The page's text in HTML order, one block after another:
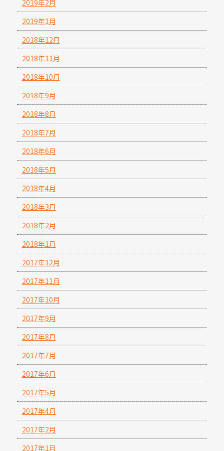
2019年2月
2019年1月
2018年12月
2018年11月
2018年10月
2018年9月
2018年8月
2018年7月
2018年6月
2018年5月
2018年4月
2018年3月
2018年2月
2018年1月
2017年12月
2017年11月
2017年10月
2017年9月
2017年8月
2017年7月
2017年6月
2017年5月
2017年4月
2017年2月
2017年1月